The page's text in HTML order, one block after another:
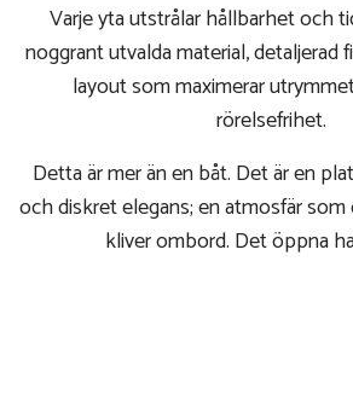
Varje yta utstrålar hållbarhet och
noggrant utvalda material, detaljerad
layout som maximerar
rörelsefrihet.
Detta är mer än en båt. Det är en
och diskret elegans; en atmosfär
kliver ombord. Det öppna